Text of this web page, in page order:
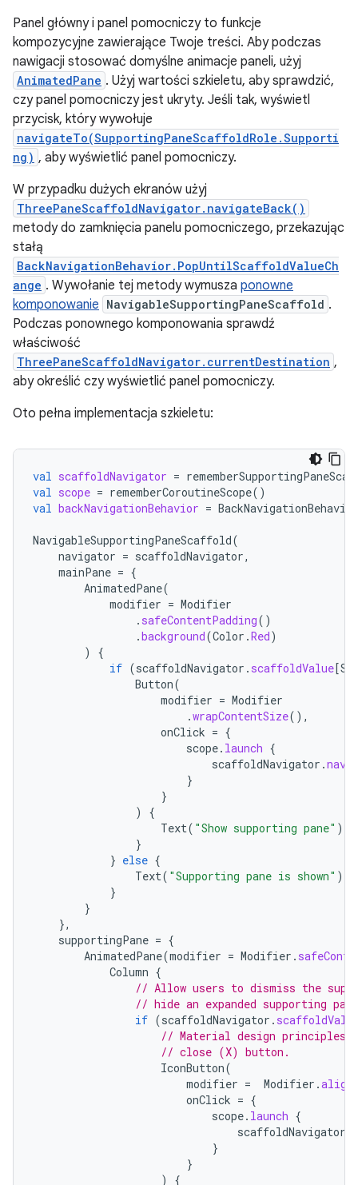
Panel główny i panel pomocniczy to funkcje
kompozycyjne zawierające Twoje treści. Aby podczas
nawigacji stosować domyślne animacje paneli, użyj
AnimatedPane . Użyj wartości szkieletu, aby sprawdzić,
czy panel pomocniczy jest ukryty. Jeśli tak, wyświetl
przycisk, który wywołuje
navigateTo(SupportingPaneScaffoldRole.Supporti
ng) , aby wyświetlić panel pomocniczy.
W przypadku dużych ekranów użyj
ThreePaneScaffoldNavigator.navigateBack()
metody do zamknięcia panelu pomocniczego, przekazując
stałą
BackNavigationBehavior.PopUntilScaffoldValueCh
ange . Wywołanie tej metody wymusza ponowne
komponowanie NavigableSupportingPaneScaffold .
Podczas ponownego komponowania sprawdź
właściwość
ThreePaneScaffoldNavigator.currentDestination ,
aby określić czy wyświetlić panel pomocniczy.
Oto pełna implementacja szkieletu:
val scaffoldNavigator =
val scope = rememberCoroutineScope()
val backNavigationBehavior = BackNavigationBehavior
NavigableSupportingPaneScaffold(
navigator = scaffoldNavigator,
mainPane = {
AnimatedPane(
modifier = Modifier
. safeContentPadding()
.background(Color .Red)
)
{
if (scaffoldNavigator . scaffoldValue[
Button(
modifier = Modifier
.wrapContentSize(),
onClick = {
scope. launch {
scaffoldNavigator .
}
}
)
{
Text( "Show supporting pane" )
}
} else {
Text( "Supporting pane is shown" )
}
}
},
supportingPane = {
AnimatedPane(modifier = Modifier .
Column {
// Allow users to dismiss the
// hide an expanded supporting
if (scaffoldNavigator .
// Material design principles
// close (X) button.
IconButton(
modifier = Modifier .align
onClick = {
scope. launch {
scaffoldNavigator
}
}
)
{